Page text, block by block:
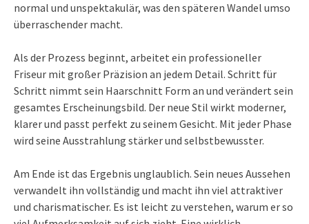
normal und unspektakulär, was den späteren Wandel umso
überraschender macht.
Als der Prozess beginnt, arbeitet ein professioneller
Friseur mit großer Präzision an jedem Detail. Schritt für
Schritt nimmt sein Haarschnitt Form an und verändert sein
gesamtes Erscheinungsbild. Der neue Stil wirkt moderner,
klarer und passt perfekt zu seinem Gesicht. Mit jeder Phase
wird seine Ausstrahlung stärker und selbstbewusster.
Am Ende ist das Ergebnis unglaublich. Sein neues Aussehen
verwandelt ihn vollständig und macht ihn viel attraktiver
und charismatischer. Es ist leicht zu verstehen, warum er so